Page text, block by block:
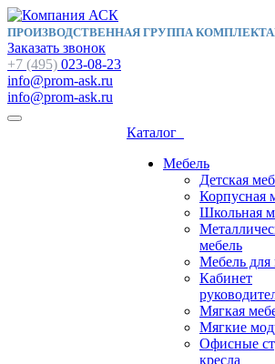
ПРОИЗВОДСТВЕННАЯ ГРУППА
Заказать звонок
+7 (495) 023-08-23
info@prom-ask.ru
info@prom-ask.ru
Каталог
Мебель
Детская
Корпусная
Школьная
мебель
Мебель для
Кабинет
Мягкая
Мягкие
Офисные
кресла